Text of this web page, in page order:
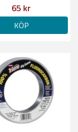
65 kr
KÖP